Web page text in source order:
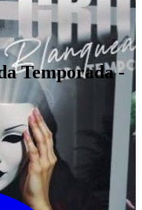
Temporada -